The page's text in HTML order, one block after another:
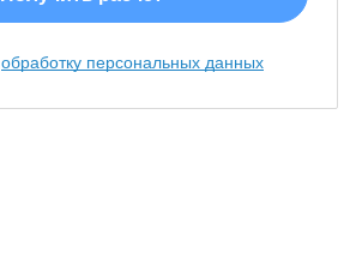
обработку персональных данных